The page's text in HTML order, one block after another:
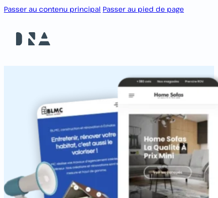
Passer au contenu principal Passer au pied de page